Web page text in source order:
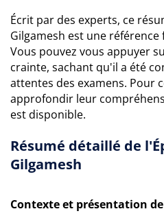
Écrit par des experts, ce
Gilgamesh est une
Vous pouvez vous appuyer
crainte, sachant qu'il a été
attentes des examens. Pour
approfondir leur
est disponible.
Résumé détaillé de
Gilgamesh
Contexte et présentation